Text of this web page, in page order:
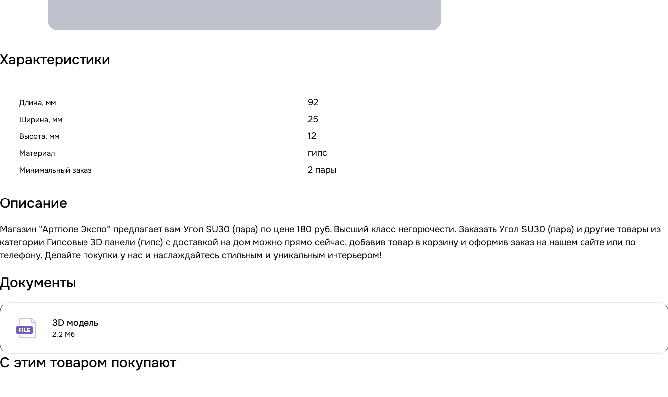
Характеристики
Длина, мм 92
Ширина, мм 25
Высота, мм 12
Материал гипс
Минимальный заказ 2 пары
Описание
Магазин “Артполе Экспо” предлагает вам Угол SU30 (пара) по цене 180 руб. Высший класс негорючести. Заказать Угол SU30 (пара) и другие товары из
категории Гипсовые 3D панели (гипс) с доставкой на дом можно прямо сейчас, добавив товар в корзину и оформив заказ на нашем сайте или по
телефону. Делайте покупки у нас и наслаждайтесь стильным и уникальным интерьером!
Документы
3D модель
2,2 Мб
С этим товаром покупают